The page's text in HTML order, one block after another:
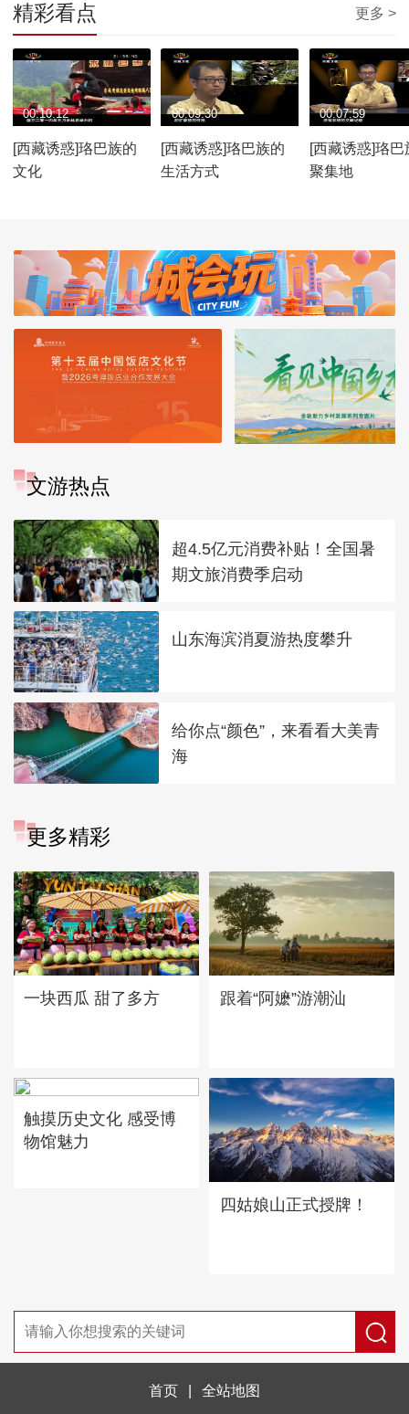
精彩看点 更多 >
[西藏诱惑]珞巴族的
文化
00:10:12
[西藏诱惑]珞巴族的
生活方式
00:09:30
[西藏诱惑]珞巴
聚集地
00:07:59
文游热点
超4.5亿元消费补贴！全国暑
期文旅消费季启动
山东海滨消夏游热度攀升
给你点“颜色”，来看看大美青
海
更多精彩
一块西瓜 甜了多方 跟着“阿嬷”游潮汕
触摸历史文化 感受博
物馆魅力
四姑娘山正式授牌！
首页 全站地图